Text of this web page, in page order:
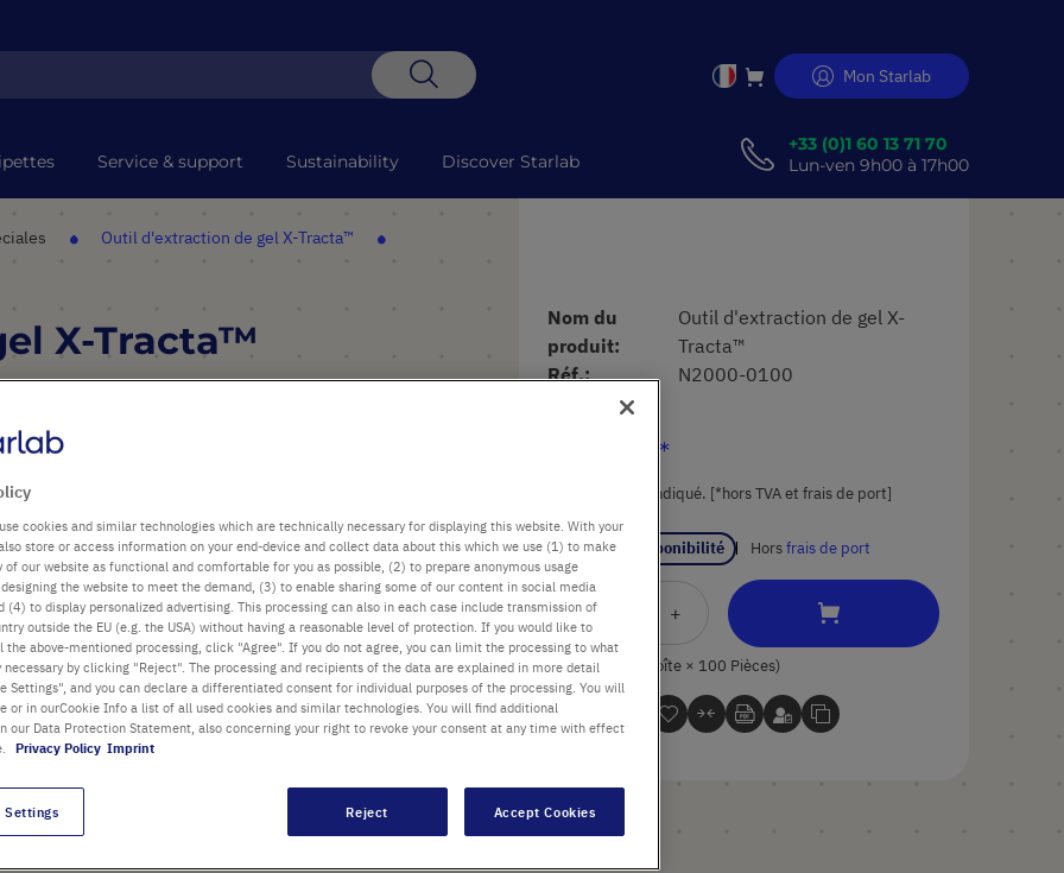
Allez
Mon Starlab
Service & support Sustainability Discover Starlab
+33 (0)1 60 13 71 70
Lun-ven 9h00 à 17h00
Outil d'extraction de gel X-Tracta™
X-Tracta™
Processus rapide en quatre
étapes
Utilisation avec une seule
main
tous les points forts
Nom du
produit
Outil d'extraction de gel X-
Tracta™
Réf.
N2000-0100
Prix catalogue indiqué. [*hors TVA et frais de port]
Vérifier la disponibilité Horsfrais de port
- +
100 Pièces (1 Boîte × 100 Pièces)
cookies and similar technologies which are technically necessary for displaying this website. With your
store or access information on your end-device and collect data about this which we use (1) to make
of our website as functional and comfortable for you as possible, (2) to prepare anonymous usage
the website to meet the demand, (3) to enable sharing some of our content in social media
(4) to display personalized advertising. This processing can also in each case include transmission of
outside the EU (e.g. the USA) without having a reasonable level of protection. If you would like to
the above-mentioned processing, click "Agree". If you do not agree, you can limit the processing to what
by clicking "Reject". The processing and recipients of the data are explained in more detail
Settings", and you can declare a differentiated consent for individual purposes of the processing. You will
or in ourCookie Info a list of all used cookies and similar technologies. You will find additional
our Data Protection Statement, also concerning your right to revoke your consent at any time with effect
Privacy Policy Imprint
Settings Reject Accept Cookies